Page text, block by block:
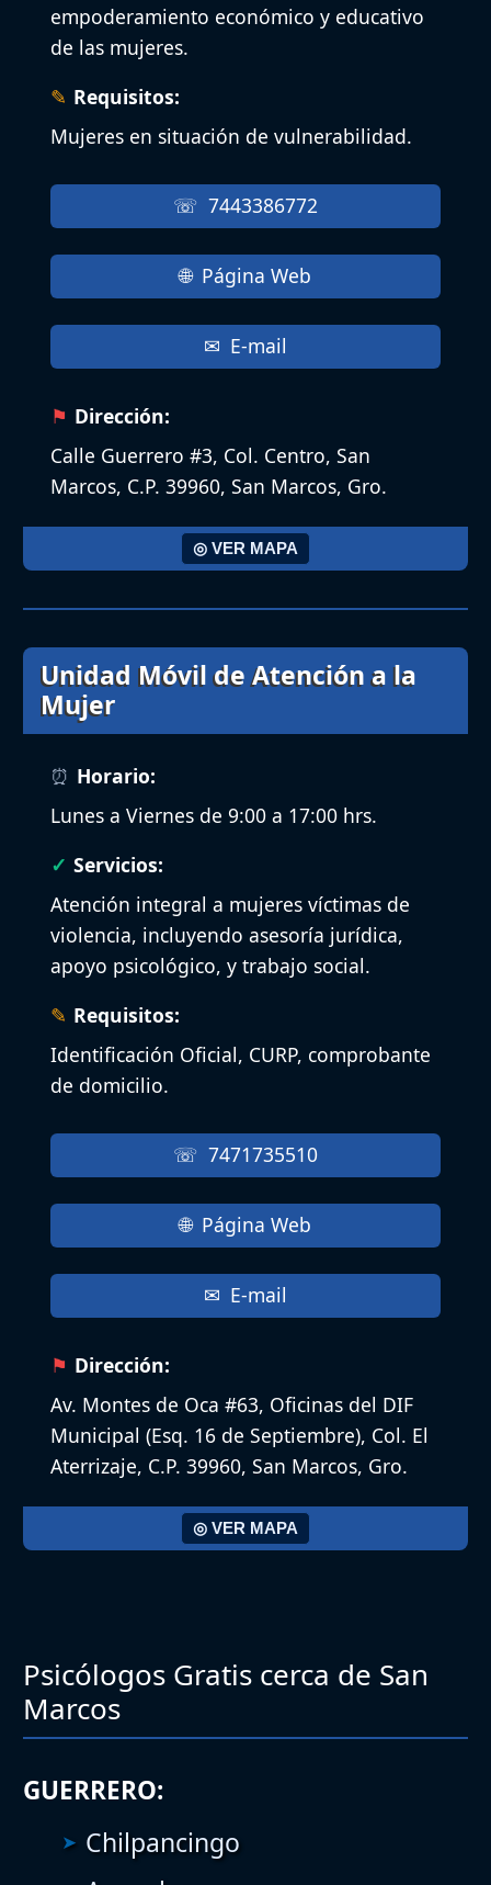
empoderamiento económico y educativo
de las mujeres.
Requisitos:
Mujeres en situación de vulnerabilidad.
7443386772
Página Web
E-mail
Dirección:
Calle Guerrero #3, Col. Centro, San
Marcos, C.P. 39960, San Marcos, Gro.
◎ VER MAPA
Unidad Móvil de Atención a la
Mujer
Horario:
Lunes a Viernes de 9:00 a 17:00 hrs.
Servicios:
Atención integral a mujeres víctimas de
violencia, incluyendo asesoría jurídica,
apoyo psicológico, y trabajo social.
Requisitos:
Identificación Oficial, CURP, comprobante
de domicilio.
7471735510
Página Web
E-mail
Dirección:
Av. Montes de Oca #63, Oficinas del DIF
Municipal (Esq. 16 de Septiembre), Col. El
Aterrizaje, C.P. 39960, San Marcos, Gro.
◎ VER MAPA
Psicólogos Gratis cerca de San
Marcos
GUERRERO:
Chilpancingo